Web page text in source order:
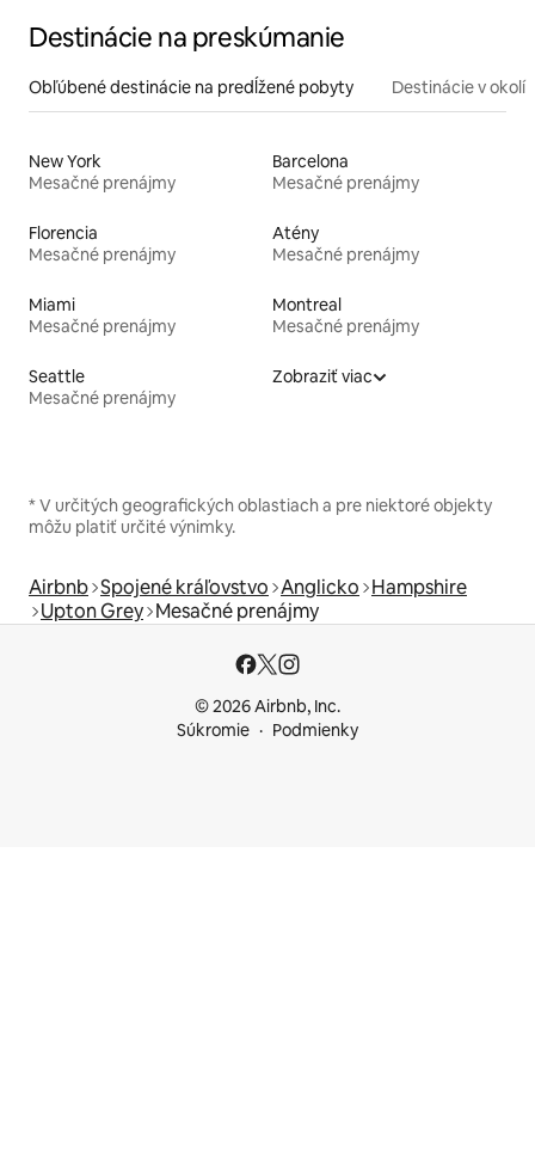
Destinácie na preskúmanie
Obľúbené destinácie na predĺžené pobyty Destinácie v okolí
New York
Mesačné prenájmy
Barcelona
Mesačné prenájmy
Florencia
Mesačné prenájmy
Atény
Mesačné prenájmy
Miami
Mesačné prenájmy
Montreal
Mesačné prenájmy
Seattle
Mesačné prenájmy
Zobraziť viac
* V určitých geografických oblastiach a pre niektoré objekty
môžu platiť určité výnimky.
Airbnb Spojené kráľovstvo Anglicko Hampshire
Upton Grey Mesačné prenájmy
© 2026 Airbnb, Inc.
Súkromie
Podmienky